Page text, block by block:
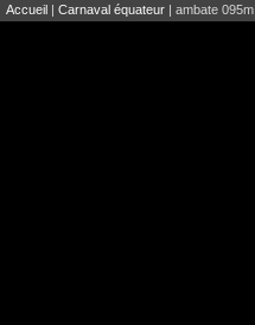
Accueil | Carnaval équateur | ambate 095m